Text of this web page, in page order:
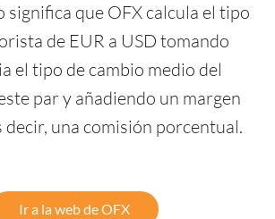
significa que OFX calcula el tipo
de EUR a USD tomando
el tipo de cambio medio del
par y añadiendo un margen
decir, una comisión porcentual.
Ir a la web de OFX